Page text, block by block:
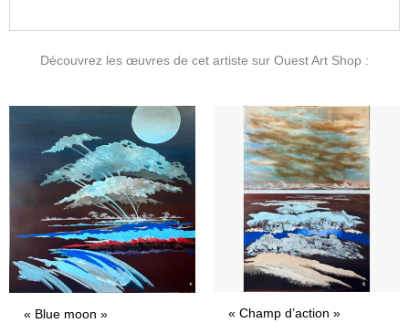
Découvrez les œuvres de cet artiste sur Ouest Art Shop :
« Blue moon » « Champ d’action »